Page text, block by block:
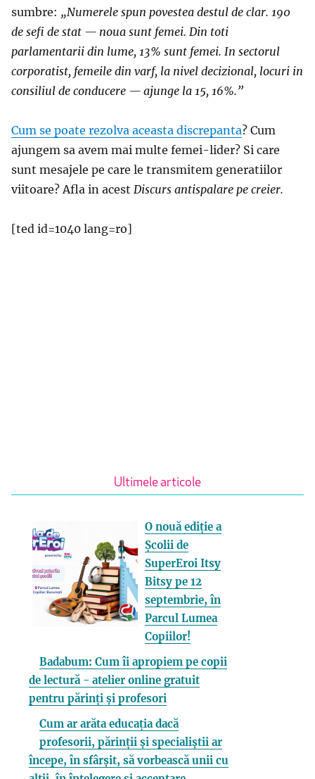
sumbre: „Numerele spun povestea destul de clar. 190
de sefi de stat — noua sunt femei. Din toti
parlamentarii din lume, 13% sunt femei. In sectorul
corporatist, femeile din varf, la nivel decizional, locuri in
consiliul de conducere — ajunge la 15, 16%.”
Cum se poate rezolva aceasta discrepanta? Cum
ajungem sa avem mai multe femei-lider? Si care
sunt mesajele pe care le transmitem generatiilor
viitoare? Afla in acest Discurs antispalare pe creier.
[ted id=1040 lang=ro]
Ultimele articole
O nouă ediție a
Școlii de
SuperEroi Itsy
Bitsy pe 12
septembrie, în
Parcul Lumea
Copiilor!
Badabum: Cum îi apropiem pe copii
de lectură - atelier online gratuit
pentru părinți și profesori
Cum ar arăta educația dacă
profesorii, părinții și specialiștii ar
începe, în sfârșit, să vorbească unii cu